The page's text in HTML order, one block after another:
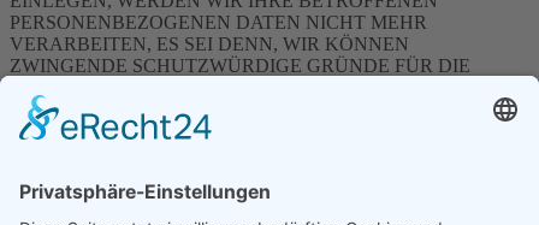
PERSONENBEZOGENEN DATEN NICHT MEHR
VERARBEITEN, ES SEI DENN, WIR KÖNNEN
ZWINGENDE SCHUTZWÜRDIGE GRÜNDE FÜR DIE
RECHTE UND FREIHEITEN ÜBERWIEGEN ODER DIE
VERARBEITUNG DIENT DER GELTENDMACHUNG,
ABS. 1 DSGVO).